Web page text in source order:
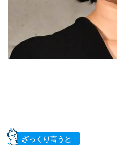
ざっくり言うと